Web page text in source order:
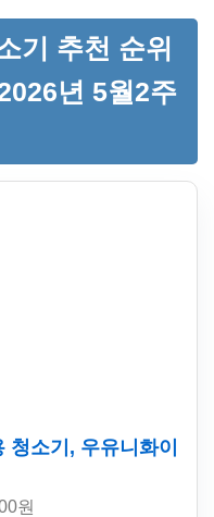
기 추천 순위
년 5월2주
소기, 우유니화이
원